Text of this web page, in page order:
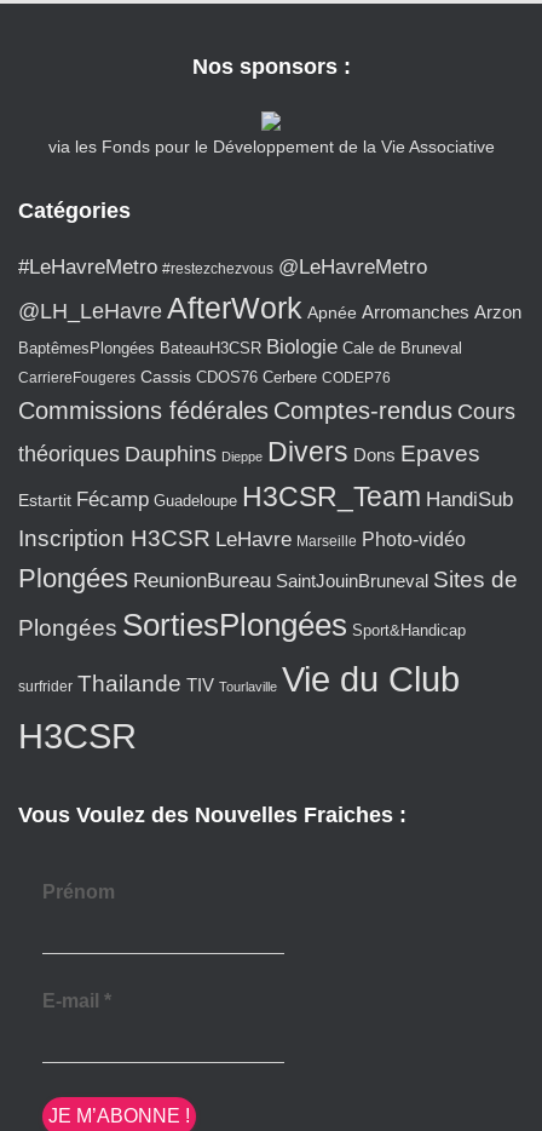
Nos sponsors :
via les Fonds pour le Développement de la Vie Associative
Catégories
#LeHavreMetro #restezchezvous @LeHavreMetro
@LH_LeHavre AfterWork Apnée Arromanches Arzon
BaptêmesPlongées BateauH3CSR Biologie Cale de Bruneval
CarriereFougeres Cassis CDOS76 Cerbere CODEP76
Commissions fédérales Comptes-rendus Cours
théoriques Dauphins Dieppe Divers Dons Epaves
Estartit Fécamp Guadeloupe H3CSR_Team HandiSub
Inscription H3CSR LeHavre Marseille Photo-vidéo
Plongées ReunionBureau SaintJouinBruneval Sites de
Plongées SortiesPlongées Sport&Handicap
surfrider Thailande TIV Tourlaville Vie du Club
H3CSR
Vous Voulez des Nouvelles Fraiches :
Prénom
E-mail *